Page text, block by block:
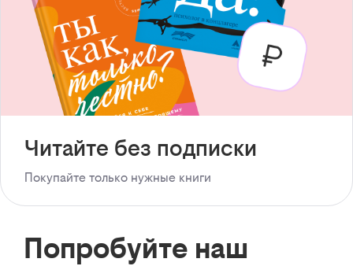
Читайте без подписки
Покупайте только нужные книги
Попробуйте наш